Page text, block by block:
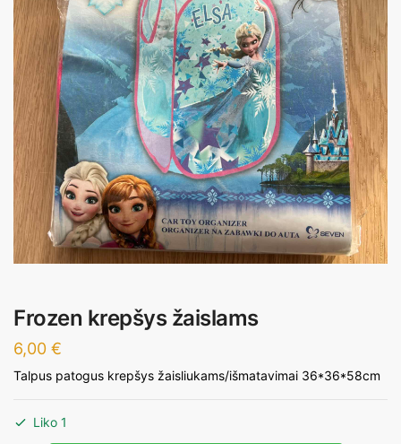
Frozen krepšys žaislams
6,00 €
Talpus patogus krepšys žaisliukams/išmatavimai 36*36*58cm
Liko 1